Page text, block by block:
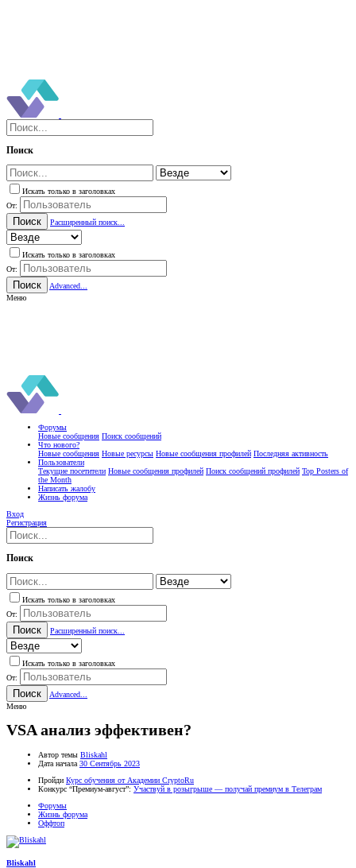
Поиск
Искать только в заголовках
От:
Поиск Расширенный поиск...
Искать только в заголовках
От:
Поиск
Advanced...
Меню
Форумы
Новые сообщения Поиск сообщений
Что нового?
Новые сообщения Новые ресурсы Новые сообщения профилей Последняя активность
Пользователи
Текущие посетители Новые сообщения профилей Поиск сообщений профилей Top Posters of
the Month
Написать жалобу
Жизнь форума
Вход
Регистрация
Поиск
Искать только в заголовках
От:
Поиск Расширенный поиск...
Искать только в заголовках
От:
Поиск
Advanced...
Меню
VSA анализ эффективен?
Автор темы Bliskahl
Дата начала 30 Сентябрь 2023
Пройди Курс обучения от Академии CryptoRu
Конкурс “Премиум-август”: Участвуй в розыгрыше — получай премиум в Телеграм
Форумы
Жизнь форума
Оффтоп
Bliskahl